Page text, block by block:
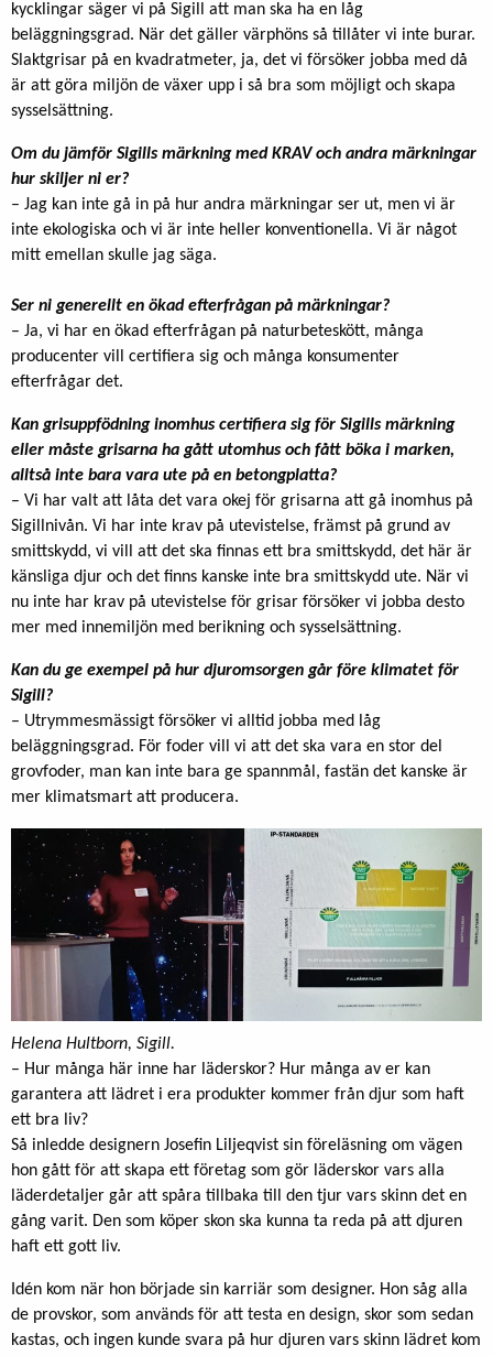
kycklingar säger vi på Sigill att man ska ha en låg
beläggningsgrad. När det gäller värphöns så tillåter vi inte burar.
Slaktgrisar på en kvadratmeter, ja, det vi försöker jobba med då
är att göra miljön de växer upp i så bra som möjligt och skapa
sysselsättning.
Om du jämför Sigills märkning med KRAV och andra märkningar
hur skiljer ni er?
– Jag kan inte gå in på hur andra märkningar ser ut, men vi är
inte ekologiska och vi är inte heller konventionella. Vi är något
mitt emellan skulle jag säga.
Ser ni generellt en ökad efterfrågan på märkningar?
– Ja, vi har en ökad efterfrågan på naturbeteskött, många
producenter vill certifiera sig och många konsumenter
efterfrågar det.
Kan grisuppfödning inomhus certifiera sig för Sigills märkning
eller måste grisarna ha gått utomhus och fått böka i marken,
alltså inte bara vara ute på en betongplatta?
– Vi har valt att låta det vara okej för grisarna att gå inomhus på
Sigillnivån. Vi har inte krav på utevistelse, främst på grund av
smittskydd, vi vill att det ska finnas ett bra smittskydd, det här är
känsliga djur och det finns kanske inte bra smittskydd ute. När vi
nu inte har krav på utevistelse för grisar försöker vi jobba desto
mer med innemiljön med berikning och sysselsättning.
Kan du ge exempel på hur djuromsorgen går före klimatet för
Sigill?
– Utrymmesmässigt försöker vi alltid jobba med låg
beläggningsgrad. För foder vill vi att det ska vara en stor del
grovfoder, man kan inte bara ge spannmål, fastän det kanske är
mer klimatsmart att producera.
Helena Hultborn, Sigill.
– Hur många här inne har läderskor? Hur många av er kan
garantera att lädret i era produkter kommer från djur som haft
ett bra liv?
Så inledde designern Josefin Liljeqvist sin föreläsning om vägen
hon gått för att skapa ett företag som gör läderskor vars alla
läderdetaljer går att spåra tillbaka till den tjur vars skinn det en
gång varit. Den som köper skon ska kunna ta reda på att djuren
haft ett gott liv.
Idén kom när hon började sin karriär som designer. Hon såg alla
de provskor, som används för att testa en design, skor som sedan
kastas, och ingen kunde svara på hur djuren vars skinn lädret kom